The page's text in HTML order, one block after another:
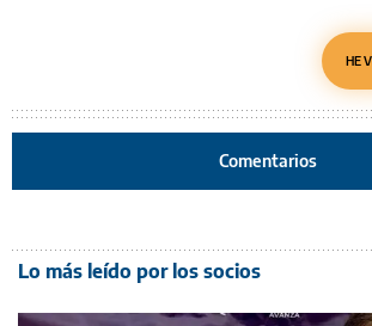
HE
Comentarios
Lo más leído por los socios